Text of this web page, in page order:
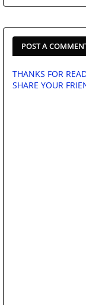
POST A
THANKS FOR
SHARE YOUR